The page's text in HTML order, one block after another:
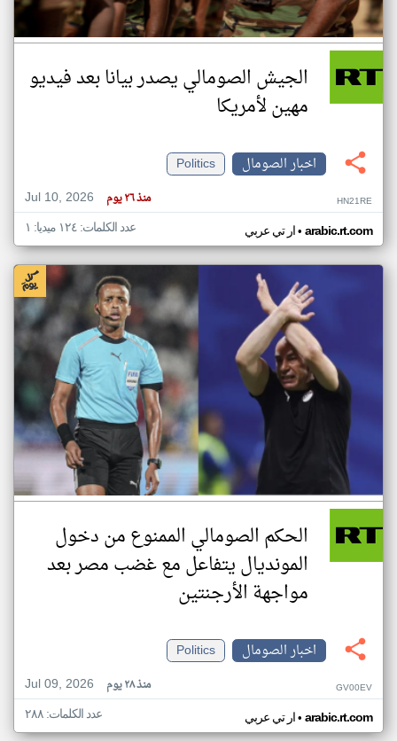
الجيش الصومالي يصدر بيانا بعد فيديو
مهين لأمريكا
اخبار الصومال
Politics
Jul 10, 2026
منذ ٢٦ يوم HN21RE
ار تي عربي• arabic.rt.com عدد الكلمات: ١٢٤ ميديا: ١
الحكم الصومالي الممنوع من دخول
المونديال يتفاعل مع غضب مصر بعد
مواجهة الأرجنتين
اخبار الصومال
Politics
Jul 09, 2026
منذ ٢٨ يوم GV00EV
ار تي عربي• arabic.rt.com عدد الكلمات: ٢٨٨